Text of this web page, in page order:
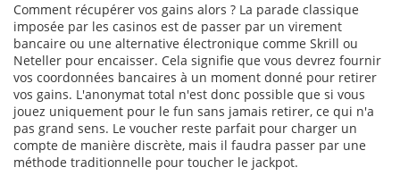
Comment récupérer vos gains alors ? La parade classique
imposée par les casinos est de passer par un virement
bancaire ou une alternative électronique comme Skrill ou
Neteller pour encaisser. Cela signifie que vous devrez fournir
vos coordonnées bancaires à un moment donné pour retirer
vos gains. L'anonymat total n'est donc possible que si vous
jouez uniquement pour le fun sans jamais retirer, ce qui n'a
pas grand sens. Le voucher reste parfait pour charger un
compte de manière discrète, mais il faudra passer par une
méthode traditionnelle pour toucher le jackpot.